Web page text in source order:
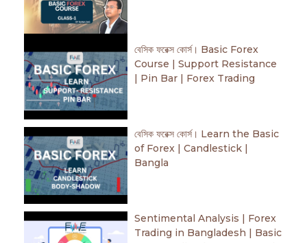
বেসিক ফরেক্স কোর্স। Basic Forex
Course | Support Resistance
| Pin Bar | Forex Trading
বেসিক ফরেক্স কোর্স। Learn the Basic
of Forex | Candlestick |
Bangla
Sentimental Analysis | Forex
Trading in Bangladesh | Basic